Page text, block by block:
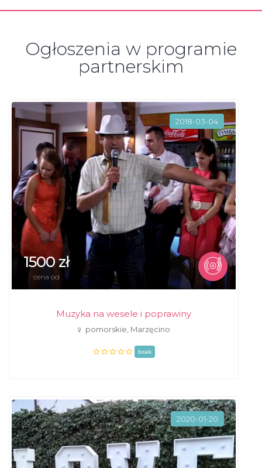
Ogłoszenia w programie
partnerskim
2018-03-04
1500 zł
cena od
Muzyka na wesele i poprawiny
pomorskie, Marzęcino
brak
2020-01-20